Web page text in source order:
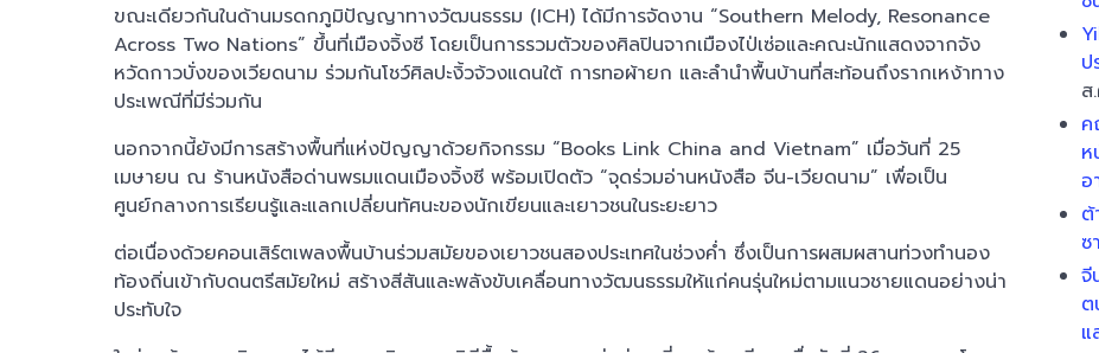
ขณะเดียวกันในด้านมรดกภูมิปัญญาทางวัฒนธรรม (ICH) ได้มีการจัดงาน “Southern Melody, Resonance
Across Two Nations” ขึ้นที่เมืองจิ้งซี โดยเป็นการรวมตัวของศิลปินจากเมืองไป่เซ่อและคณะนักแสดงจากจัง
หวัดกาวบั่งของเวียดนาม ร่วมกันโชว์ศิลปะงิ้วจ้วงแดนใต้ การทอผ้ายก และลำนำพื้นบ้านที่สะท้อนถึงรากเหง้าทาง
ประเพณีที่มีร่วมกัน
นอกจากนี้ยังมีการสร้างพื้นที่แห่งปัญญาด้วยกิจกรรม “Books Link China and Vietnam” เมื่อวันที่ 25
เมษายน ณ ร้านหนังสือด่านพรมแดนเมืองจิ้งซี พร้อมเปิดตัว “จุดร่วมอ่านหนังสือ จีน-เวียดนาม” เพื่อเป็น
ศูนย์กลางการเรียนรู้และแลกเปลี่ยนทัศนะของนักเขียนและเยาวชนในระยะยาว
ต่อเนื่องด้วยคอนเสิร์ตเพลงพื้นบ้านร่วมสมัยของเยาวชนสองประเทศในช่วงค่ำ ซึ่งเป็นการผสมผสานท่วงทำนอง
ท้องถิ่นเข้ากับดนตรีสมัยใหม่ สร้างสีสันและพลังขับเคลื่อนทางวัฒนธรรมให้แก่คนรุ่นใหม่ตามแนวชายแดนอย่างน่า
ประทับใจ
ป
ส
ค
ห
อ
ต้
ซ
จี
ต
แ